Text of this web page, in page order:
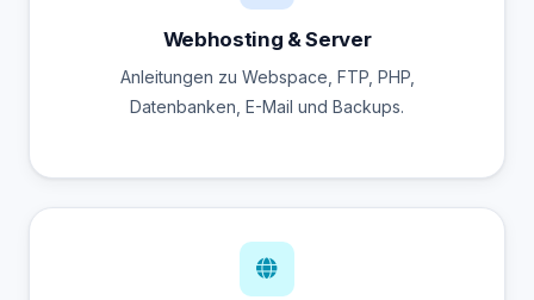
Webhosting & Server
Anleitungen zu Webspace, FTP, PHP,
Datenbanken, E-Mail und Backups.